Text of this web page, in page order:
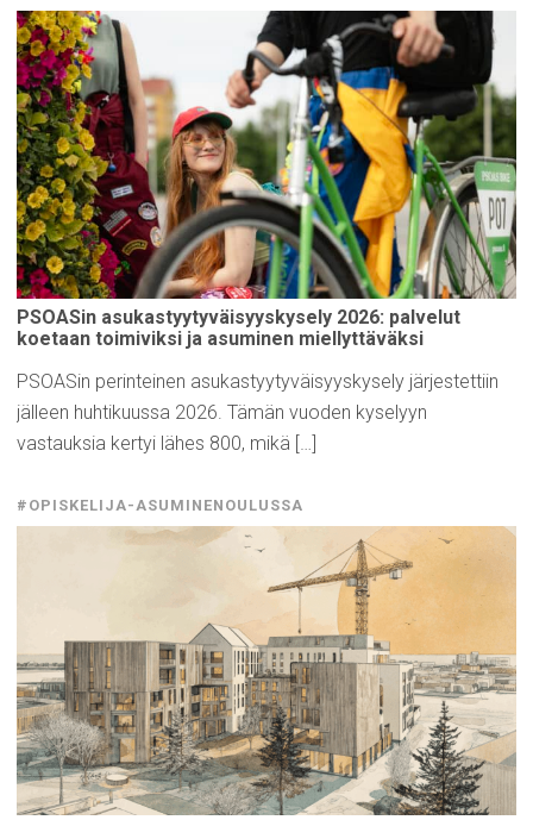
PSOASin asukastyytyväisyyskysely 2026: palvelut
koetaan toimiviksi ja asuminen miellyttäväksi
PSOASin perinteinen asukastyytyväisyyskysely järjestettiin
jälleen huhtikuussa 2026. Tämän vuoden kyselyyn
vastauksia kertyi lähes 800, mikä […]
#OPISKELIJA-ASUMINENOULUSSA